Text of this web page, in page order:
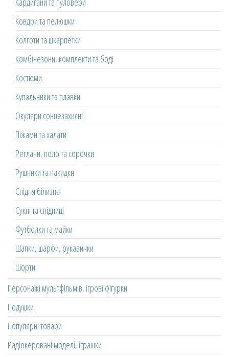
Ковдри та пелюшки
Колготи та шкарпетки
Комбінезони, комплекти та боді
Костюми
Купальники та плавки
Окуляри сонцезахисні
Піжами та халати
Реглани, поло та сорочки
Рушники та накидки
Спідня білизна
Сукні та спідниці
Футболки та майки
Шапки, шарфи, рукавички
Шорти
Персонажі мультфільмів, ігрові фігурки
Подушки
Популярні товари
Радіокеровані моделі, іграшки